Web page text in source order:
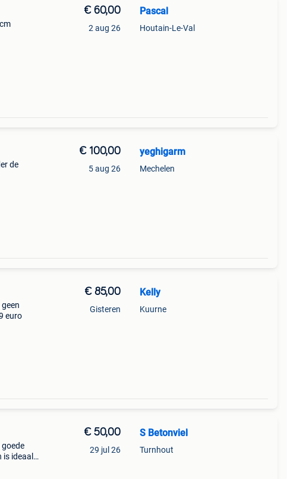
€ 60,00
2 aug 26
Pascal
Houtain-Le-Val
de
€ 100,00
5 aug 26
yeghigarm
Mechelen
euro
€ 85,00
Gisteren
Kelly
Kuurne
ideaal
€ 50,00
29 jul 26
S Betonviel
Turnhout